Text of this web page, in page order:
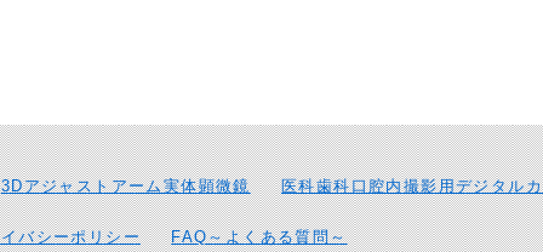
3Dアジャストアーム実体顕微鏡 医科歯科口腔内撮影用デジタル
バシーポリシー FAQ～よくある質問～